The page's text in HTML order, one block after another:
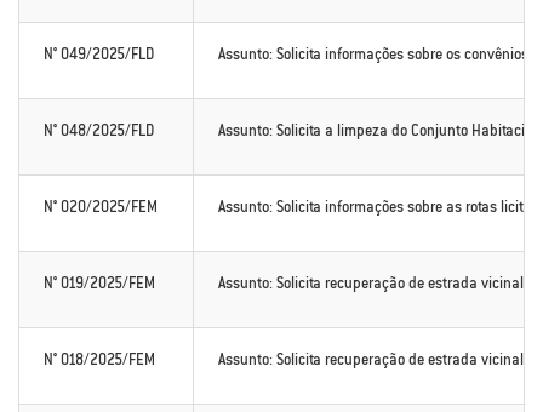
N° 049/2025/FLD Assunto: Solicita informações sobre os convênios
N° 048/2025/FLD Assunto: Solicita a limpeza do Conjunto
N° 020/2025/FEM Assunto: Solicita informações sobre as rotas
N° 019/2025/FEM Assunto: Solicita recuperação de estrada vicinal
N° 018/2025/FEM Assunto: Solicita recuperação de estrada vicinal